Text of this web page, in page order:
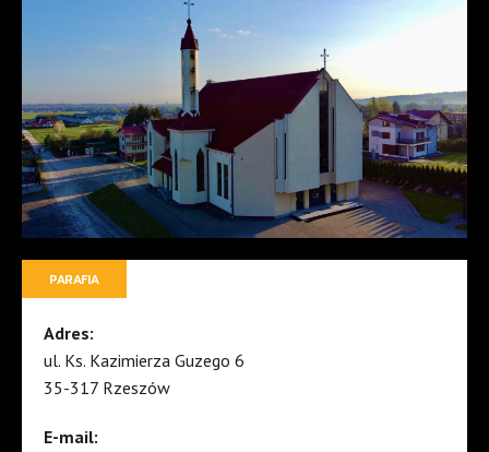
PARAFIA
Adres:
ul. Ks. Kazimierza Guzego 6
35-317 Rzeszów
E-mail: